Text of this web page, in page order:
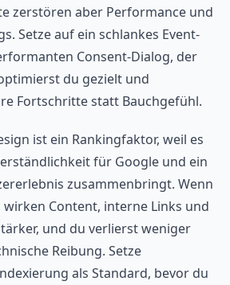
zerstören aber Performance und
Setze auf ein schlankes Event-
Consent-Dialog, der
du gezielt und
Fortschritte statt Bauchgefühl.
ist ein Rankingfaktor, weil es
für Google und ein
zusammenbringt. Wenn
wirken Content, interne Links und
und du verlierst weniger
Reibung. Setze
als Standard, bevor du